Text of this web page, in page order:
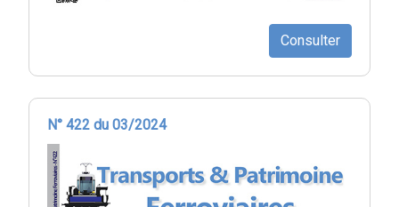
Consulter
N° 422 du 03/2024